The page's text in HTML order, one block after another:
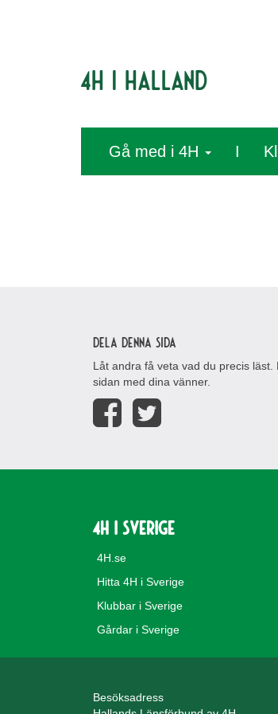
4H i Halland
Gå med i 4H I
Dela denna sida
Låt andra få veta vad du precis läst.
sidan med dina vänner.
4H i Sverige
4H.se
Hitta 4H i Sverige
Klubbar i Sverige
Gårdar i Sverige
Besöksadress